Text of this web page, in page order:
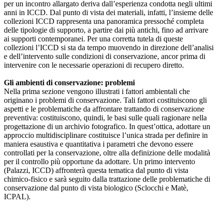
per un incontro allargato deriva dall’esperienza condotta negli ultimi
anni in ICCD. Dal punto di vista dei materiali, infatti, l’insieme delle
collezioni ICCD rappresenta una panoramica pressoché completa
delle tipologie di supporto, a partire dai più antichi, fino ad arrivare
ai supporti contemporanei. Per una corretta tutela di queste
collezioni l’ICCD si sta da tempo muovendo in direzione dell’analisi
e dell’intervento sulle condizioni di conservazione, ancor prima di
intervenire con le necessarie operazioni di recupero diretto.
Gli ambienti di conservazione: problemi
Nella prima sezione vengono illustrati i fattori ambientali che
originano i problemi di conservazione. Tali fattori costituiscono gli
aspetti e le problematiche da affrontare trattando di conservazione
preventiva: costituiscono, quindi, le basi sulle quali ragionare nella
progettazione di un archivio fotografico. In quest’ottica, adottare un
approccio multidisciplinare costituisce l’unica strada per definire in
maniera esaustiva e quantitativa i parametri che devono essere
controllati per la conservazione, oltre alla definizione delle modalità
per il controllo più opportune da adottare. Un primo intervento
(Palazzi, ICCD) affronterà questa tematica dal punto di vista
chimico-fisico e sarà seguito dalla trattazione delle problematiche di
conservazione dal punto di vista biologico (Sclocchi e Matè,
ICPAL).